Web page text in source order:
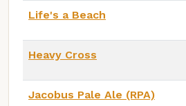
Life's a Beach
Heavy Cross
Jacobus Pale Ale (RPA)